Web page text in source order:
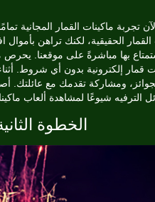
تجربة ماكينات القمار المجانية
القمار الحقيقية، لكنك تراهن بأموال
بها مباشرةً على موقعنا.
قمار إلكترونية بدون أي شروط.
ومشاركة تقدمك مع عائلتك.
الخطوة